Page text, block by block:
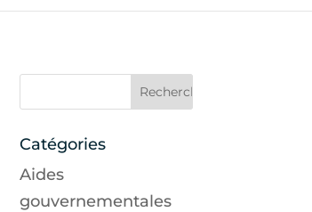
Catégories
Aides
gouvernementales